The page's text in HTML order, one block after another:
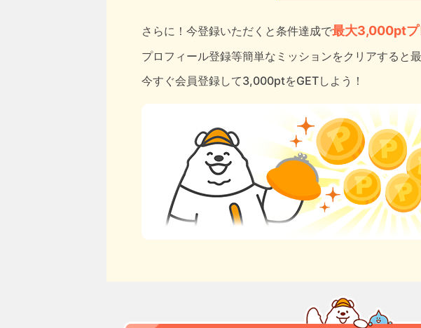
さらに！今登録いただくと条件達成で最大3,000ptプ
プロフィール登録等簡単なミッションをクリアすると
今すぐ会員登録して3,000ptをGETしよう！